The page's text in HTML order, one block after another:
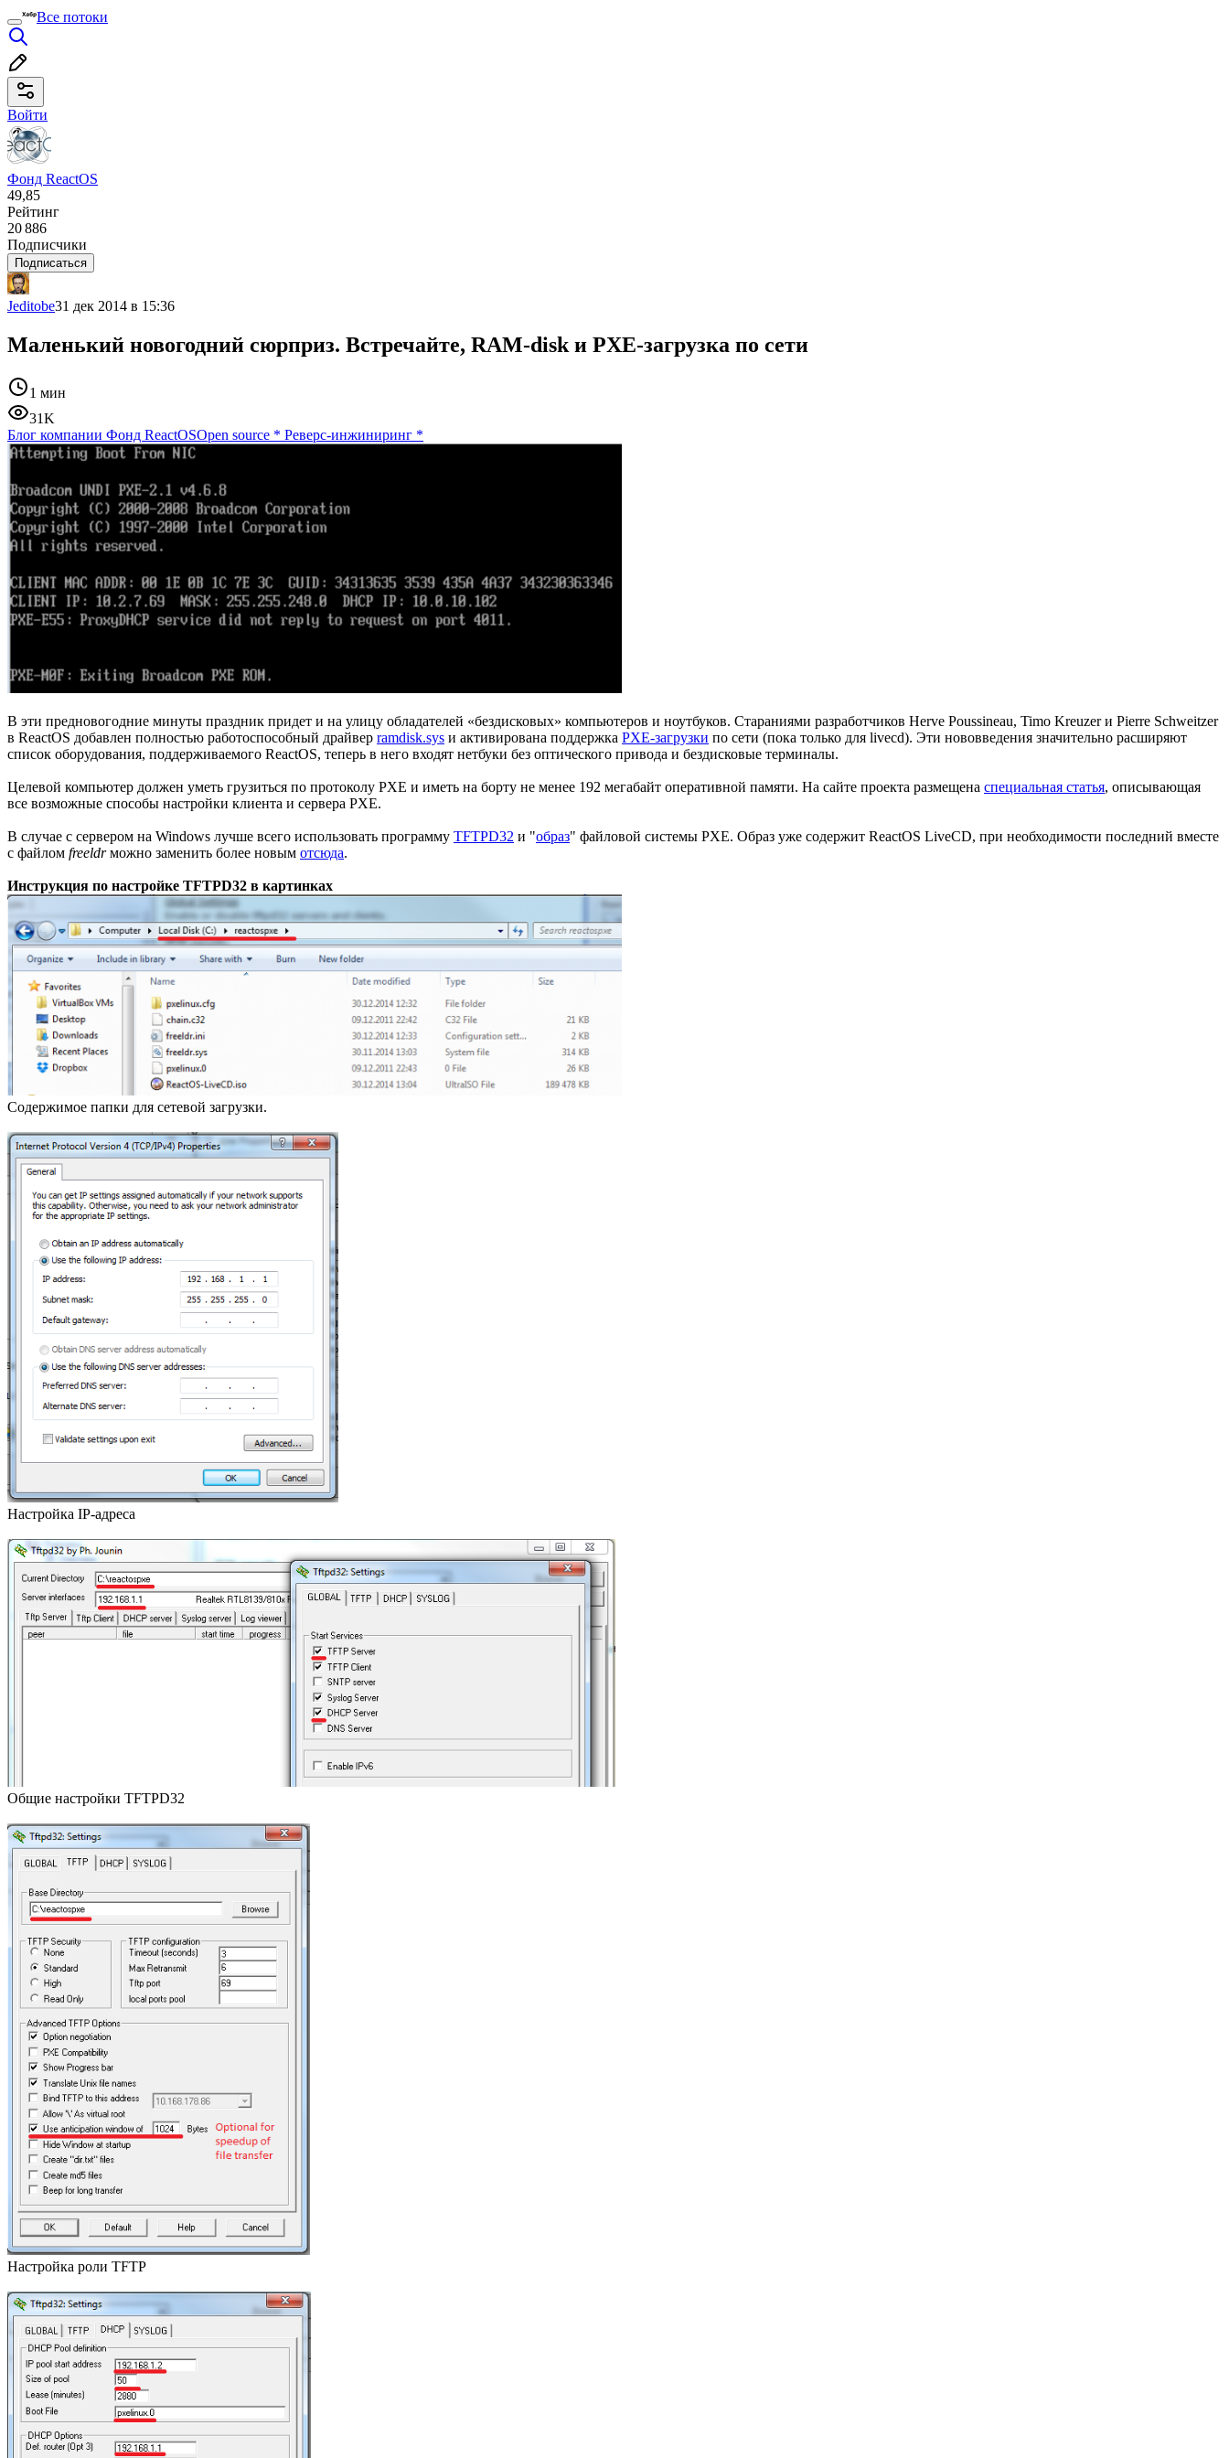
Все потоки
Войти
Фонд ReactOS
49,85
Рейтинг
20 886
Подписчики
Подписаться
Jeditobe31 дек 2014 в 15:36
Маленький новогодний сюрприз. Встречайте, RAM-disk и PXE-загрузка по сети
1 мин
31K
Блог компании Фонд ReactOSOpen source * Реверс-инжиниринг *
В эти предновогодние минуты праздник придет и на улицу обладателей «бездисковых» компьютеров и ноутбуков. Стараниями разработчиков Herve Poussineau, Timo Kreuzer и Pierre Schweitzer
в ReactOS добавлен полностью работоспособный драйвер ramdisk.sys и активирована поддержка PXE-загрузки по сети (пока только для livecd). Эти нововведения значительно расширяют
список оборудования, поддерживаемого ReactOS, теперь в него входят нетбуки без оптического привода и бездисковые терминалы.
Целевой компьютер должен уметь грузиться по протоколу PXE и иметь на борту не менее 192 мегабайт оперативной памяти. На сайте проекта размещена специальная статья, описывающая
все возможные способы настройки клиента и сервера PXE.
В случае с сервером на Windows лучше всего использовать программу TFTPD32 и "образ" файловой системы PXE. Образ уже содержит ReactOS LiveCD, при необходимости последний вместе
с файлом freeldrможно заменить более новым отсюда.
Инструкция по настройке TFTPD32 в картинках
Содержимое папки для сетевой загрузки.
Настройка IP-адреса
Общие настройки TFTPD32
Настройка роли TFTP